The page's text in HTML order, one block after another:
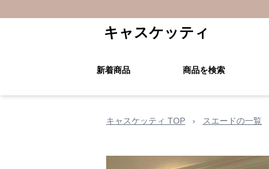
キャスケッティ
新着商品 商品を検索
キャスケッティ TOP › スエードの一覧